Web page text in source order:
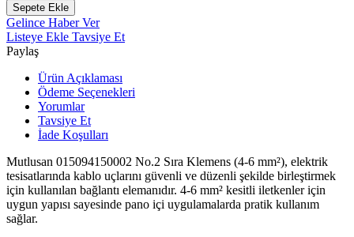
Sepete Ekle
Gelince Haber Ver
Listeye Ekle Tavsiye Et
Paylaş
Ürün Açıklaması
Ödeme Seçenekleri
Yorumlar
Tavsiye Et
İade Koşulları
Mutlusan 015094150002 No.2 Sıra Klemens (4-6 mm²), elektrik
tesisatlarında kablo uçlarını güvenli ve düzenli şekilde birleştirmek
için kullanılan bağlantı elemanıdır. 4-6 mm² kesitli iletkenler için
uygun yapısı sayesinde pano içi uygulamalarda pratik kullanım
sağlar.